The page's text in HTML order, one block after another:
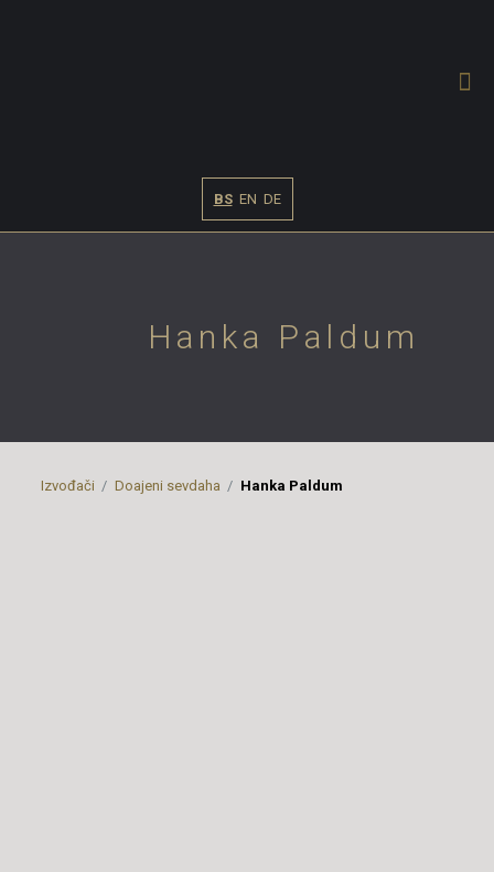
BS EN DE
Hanka Paldum
Izvođači Doajeni sevdaha Hanka Paldum